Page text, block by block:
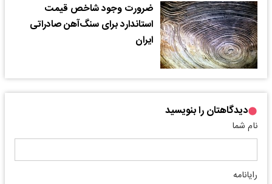
ضرورت وجود شاخص قیمت
استاندارد برای سنگ‌آهن صادراتی
ایران
دیدگاهتان را بنویسید
نام شما
رایانامه